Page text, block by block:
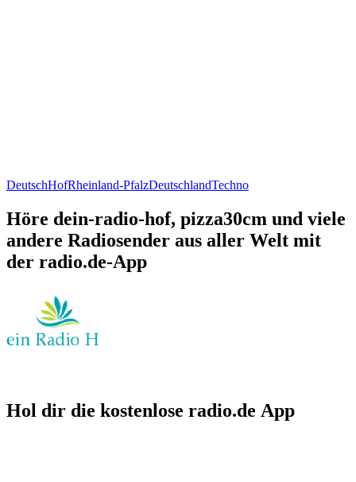
DeutschHofRheinland-PfalzDeutschlandTechno
Höre dein-radio-hof, pizza30cm und viele
andere Radiosender aus aller Welt mit
der radio.de-App
Hol dir die kostenlose radio.de App